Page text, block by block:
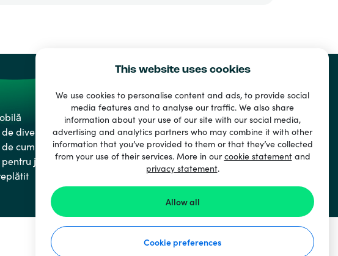
This website uses cookies
We use cookies to personalise content and ads, to provide social
media features and to analyse our traffic. We also share
information about your use of our site with our social media,
advertising and analytics partners who may combine it with other
information that you’ve provided to them or that they’ve collected
from your use of their services. More in ourcookie statementand
privacy statement.
Allow all
Cookie preferences
divertisment
cumpărături
jocuri